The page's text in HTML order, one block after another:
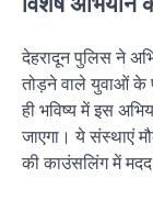
देहरादून पुलिस ने
तोड़ने वाले युवाओं के
ही भविष्य में इस
जाएगा। ये संस्थाएं
की काउंसलिंग में